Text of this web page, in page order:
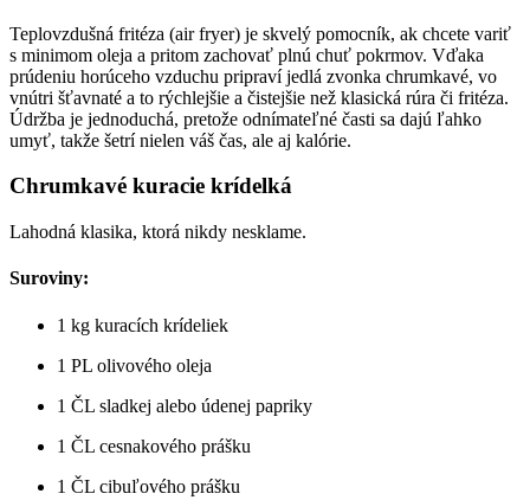
Teplovzdušná fritéza (air fryer) je skvelý pomocník, ak chcete variť
s minimom oleja a pritom zachovať plnú chuť pokrmov. Vďaka
prúdeniu horúceho vzduchu pripraví jedlá zvonka chrumkavé, vo
vnútri šťavnaté a to rýchlejšie a čistejšie než klasická rúra či fritéza.
Údržba je jednoduchá, pretože odnímateľné časti sa dajú ľahko
umyť, takže šetrí nielen váš čas, ale aj kalórie.
Chrumkavé kuracie krídelká
Lahodná klasika, ktorá nikdy nesklame.
Suroviny:
1 kg kuracích krídeliek
1 PL olivového oleja
1 ČL sladkej alebo údenej papriky
1 ČL cesnakového prášku
1 ČL cibuľového prášku